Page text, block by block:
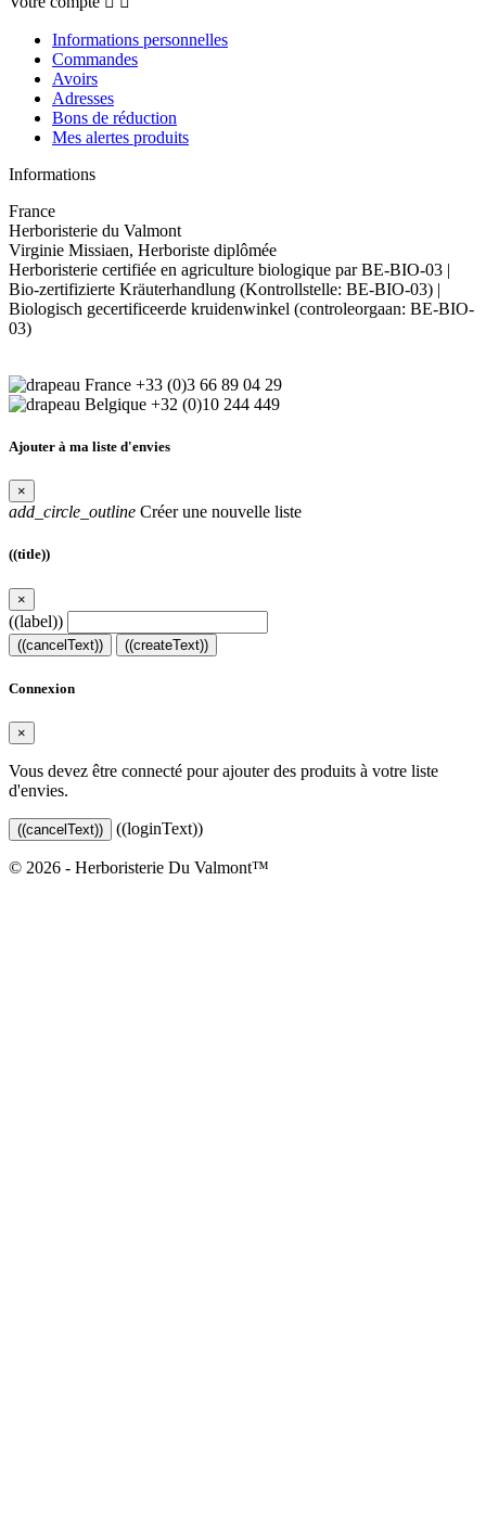
Informations personnelles
Commandes
Avoirs
Adresses
Bons de réduction
Mes alertes produits
Informations
France
Herboristerie du Valmont
Virginie Missiaen, Herboriste diplômée
Herboristerie certifiée en agriculture biologique par BE-BIO-03 |
Bio-zertifizierte Kräuterhandlung (Kontrollstelle: BE-BIO-03) |
Biologisch gecertificeerde kruidenwinkel (controleorgaan: BE-BIO-
03)
+33 (0)3 66 89 04 29
+32 (0)10 244 449
Ajouter à ma liste d'envies
×
add_circle_outline Créer une nouvelle liste
((title))
×
((label))
((cancelText)) ((createText))
Connexion
×
Vous devez être connecté pour ajouter des produits à votre liste
d'envies.
((cancelText)) ((loginText))
© 2026 - Herboristerie Du Valmont™